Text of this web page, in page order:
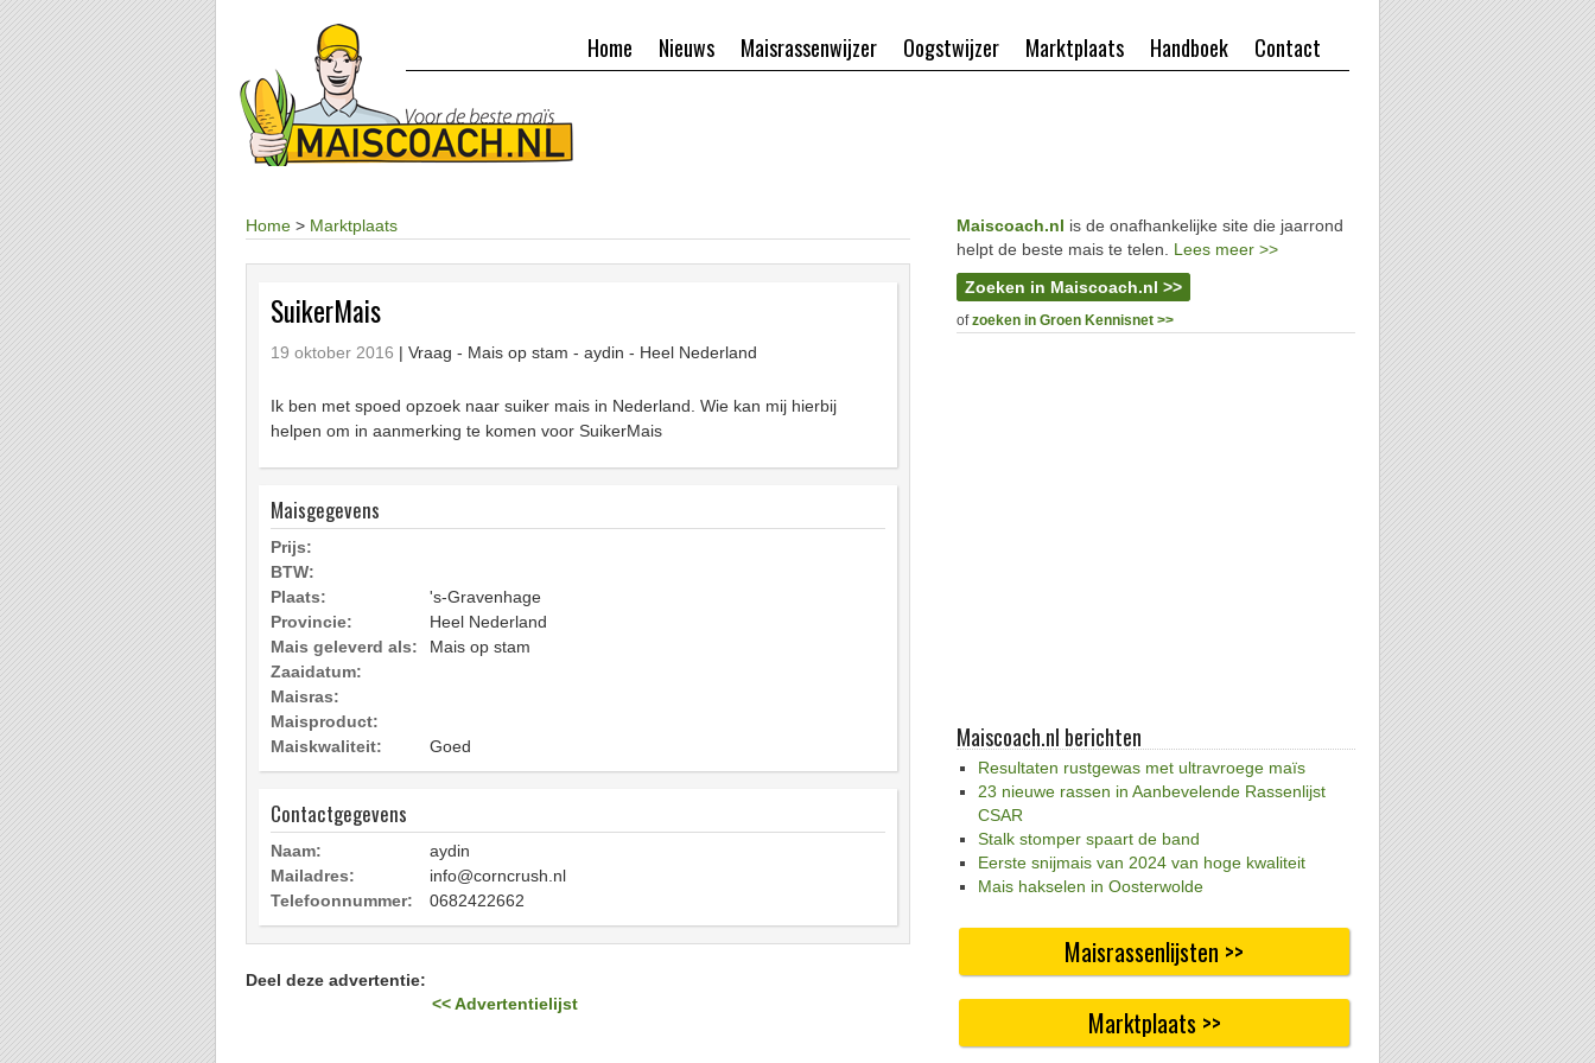
Contact
Handboek
Marktplaats
Oogstwijzer
Maisrassenwijzer
Nieuws
Home
Home > Marktplaats
SuikerMais
19 oktober 2016 | Vraag - Mais op stam - aydin - Heel Nederland
Ik ben met spoed opzoek naar suiker mais in Nederland. Wie kan mij hierbij
helpen om in aanmerking te komen voor SuikerMais
Maisgegevens
Prijs:
BTW:
Plaats:
's-Gravenhage
Provincie:
Heel Nederland
Mais geleverd als:
Mais op stam
Zaaidatum:
Maisras:
Maisproduct:
Maiskwaliteit:
Goed
Contactgegevens
Naam:
aydin
Mailadres:
info@corncrush.nl
Telefoonnummer:
0682422662
Deel deze advertentie:
<< Advertentielijst
Maiscoach.nl is de onafhankelijke site die jaarrond
helpt de beste mais te telen. Lees meer >>
Zoeken in Maiscoach.nl >>
ofzoeken in Groen Kennisnet >>
Maiscoach.nl berichten
Resultaten rustgewas met ultravroege maïs
23 nieuwe rassen in Aanbevelende Rassenlijst
CSAR
Stalk stomper spaart de band
Eerste snijmais van 2024 van hoge kwaliteit
Mais hakselen in Oosterwolde
Maisrassenlijsten >>
Marktplaats >>